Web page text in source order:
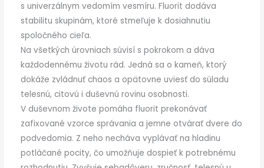
s univerzálnym vedomím vesmíru. Fluorit dodáva
stabilitu skupinám, ktoré stmeľuje k dosiahnutiu
spoločného cieľa.
Na všetkých úrovniach súvisí s pokrokom a dáva
každodennému životu rád. Jedná sa o kameň, ktorý
dokáže zvládnuť chaos a opätovne uviesť do súladu
telesnú, citovú i duševnú rovinu osobnosti.
V duševnom živote pomáha fluorit prekonávať
zafixované vzorce správania a jemne otvárať dvere do
podvedomia. Z neho necháva vyplávať na hladinu
potláčané pocity, čo umožňuje dospieť k potrebnému